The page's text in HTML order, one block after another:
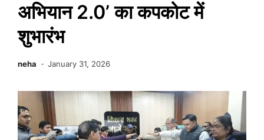
अभियान 2.0’ का कपकोट में
शुभारंभ
neha January 31, 2026